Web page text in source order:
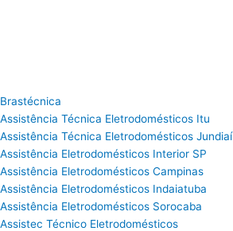
Brastécnica
Assistência Técnica Eletrodomésticos Itu
Assistência Técnica Eletrodomésticos Jundiaí
Assistência Eletrodomésticos Interior SP
Assistência Eletrodomésticos Campinas
Assistência Eletrodomésticos Indaiatuba
Assistência Eletrodomésticos Sorocaba
Assistec Técnico Eletrodomésticos